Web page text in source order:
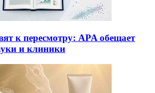
к пересмотру: APA обещает
и клиники